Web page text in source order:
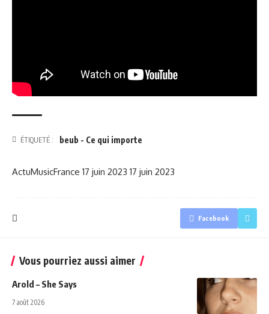
ÉTIQUETÉ : beub - Ce qui importe
ActuMusicFrance 17 juin 2023 17 juin 2023
Facebook
Vous pourriez aussi aimer
Arold – She Says
7 août 2026